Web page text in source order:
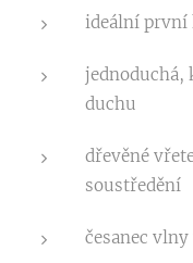
ideální první
jednoduchá,
duchu
dřevěné
soustředění
česanec